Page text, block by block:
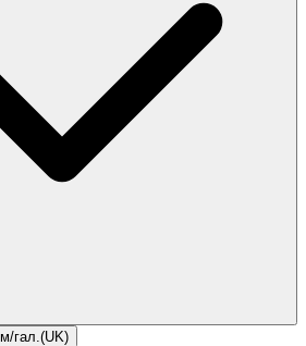
м/гал.(UK)